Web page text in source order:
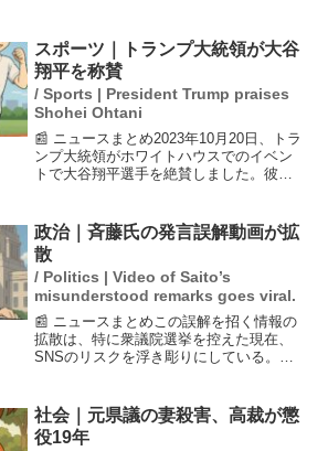
本、大分の有権者による選挙無効の訴え
は棄却された。選...
スポーツ｜トランプ大統領が大谷
翔平を称賛
/ Sports | President Trump praises
Shohei Ohtani
📰 ニュースまとめ2023年10月20日、トラ
ンプ大統領がホワイトハウスでのイベン
トで大谷翔平選手を絶賛しました。彼は
し、その二刀流の才能を高く評価しまし
た。大谷選手の今...
政治｜斉藤氏の発言誤解動画が拡
散
/ Politics | Video of Saito’s
misunderstood remarks goes viral.
📰 ニュースまとめこの誤解を招く情報の
拡散は、特に衆議院選挙を控えた現在、
SNSのリスクを浮き彫りにしている。中
たとされる動画がSNSで拡散されたが、
これは誤った切り抜...
社会｜元県議の妻殺害、高裁が懲
役19年